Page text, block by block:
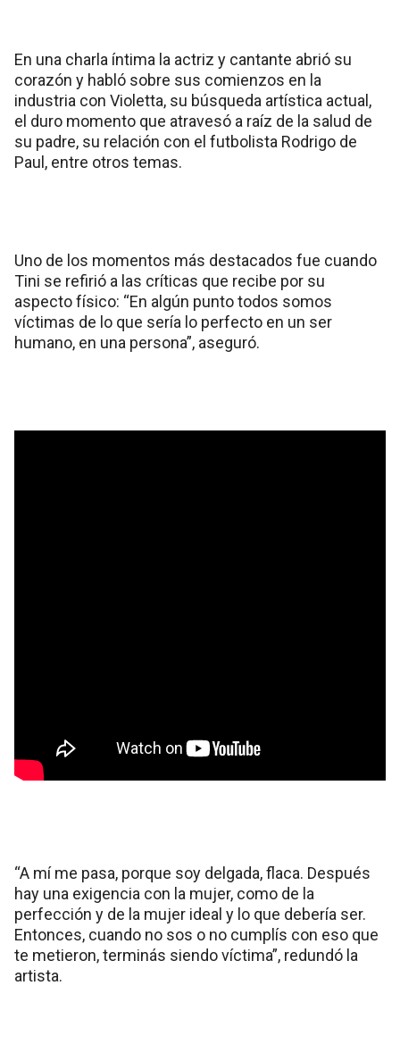
En una charla íntima la actriz y cantante abrió su
corazón y habló sobre sus comienzos en la
industria con Violetta, su búsqueda artística actual,
el duro momento que atravesó a raíz de la salud de
su padre, su relación con el futbolista Rodrigo de
Paul, entre otros temas.
Uno de los momentos más destacados fue cuando
Tini se refirió a las críticas que recibe por su
aspecto físico: “En algún punto todos somos
víctimas de lo que sería lo perfecto en un ser
humano, en una persona”, aseguró.
“A mí me pasa, porque soy delgada, flaca. Después
hay una exigencia con la mujer, como de la
perfección y de la mujer ideal y lo que debería ser.
Entonces, cuando no sos o no cumplís con eso que
te metieron, terminás siendo víctima”, redundó la
artista.